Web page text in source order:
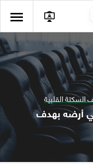
القلبية
أرضه بهدف